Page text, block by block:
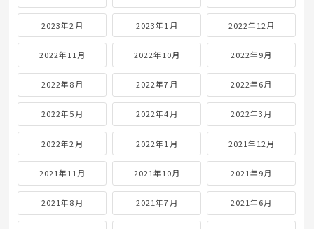
2023年2月 2023年1月 2022年12月
2022年11月 2022年10月 2022年9月
2022年8月 2022年7月 2022年6月
2022年5月 2022年4月 2022年3月
2022年2月 2022年1月 2021年12月
2021年11月 2021年10月 2021年9月
2021年8月 2021年7月 2021年6月